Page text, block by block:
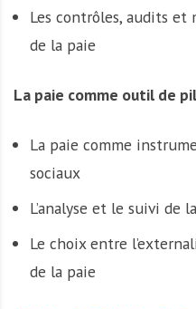
Les contrôles, audits et
de la paie
La paie comme outil de
La paie comme
sociaux
L’analyse et le suivi de
Le choix entre
de la paie